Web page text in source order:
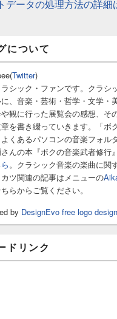
データの処理方法の詳
について
Twitter)
シック・ファンです。クラシ
、音楽・芸術・哲学・文学・
観に行った展覧会の感想、そ
を書き綴っていきます。「ボ
くあるパソコンの音楽フォル
んの本『ボクの音楽武者修行
。クラシック音楽の楽曲に関
ツ関連の記事はメニューの
らからご覧ください。
by DesignEvo free logo
ドリンク